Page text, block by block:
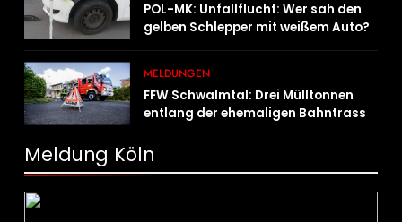
POL-MK: Unfallflucht: Wer sah den
gelben Schlepper mit weißem Auto?
MELDUNGEN
FFW Schwalmtal: Drei Mülltonnen
entlang der ehemaligen Bahntrasse
Meldung Köln